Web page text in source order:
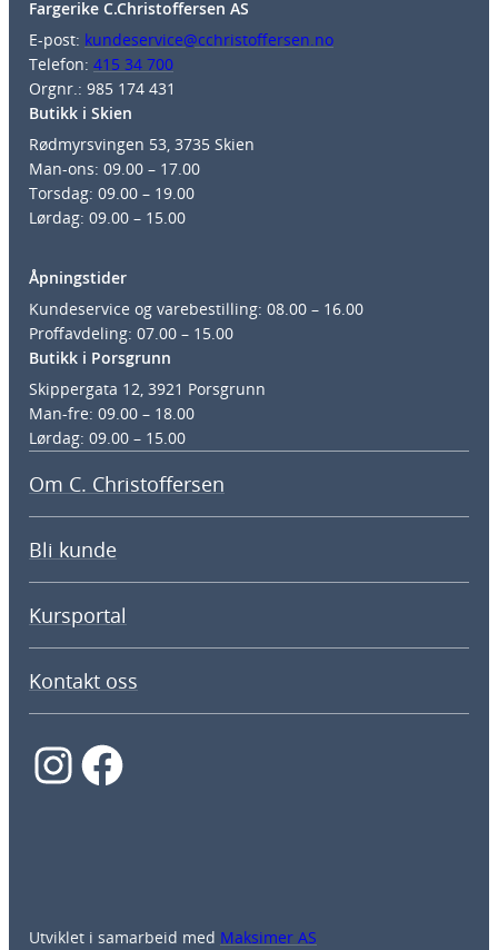
Fargerike C.Christoffersen AS
E-post: kundeservice@cchristoffersen.no
Telefon: 415 34 700
Orgnr.: 985 174 431
Butikk i Skien
Rødmyrsvingen 53, 3735 Skien
Man-ons: 09.00 – 17.00
Torsdag: 09.00 – 19.00
Lørdag: 09.00 – 15.00
Åpningstider
Kundeservice og varebestilling: 08.00 – 16.00
Proffavdeling: 07.00 – 15.00
Butikk i Porsgrunn
Skippergata 12, 3921 Porsgrunn
Man-fre: 09.00 – 18.00
Lørdag: 09.00 – 15.00
Om C. Christoffersen
Bli kunde
Kursportal
Kontakt oss
InstagramFacebook
Utviklet i samarbeid med Maksimer AS